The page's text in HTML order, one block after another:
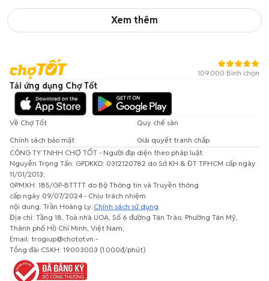
Xem thêm
109.000 Bình chọn
Tải ứng dụng Chợ Tốt
Về Chợ Tốt
Quy chế sàn
Chính sách bảo mật
Giải quyết tranh chấp
CÔNG TY TNHH CHỢ TỐT - Người đại diện theo pháp luật:
Nguyễn Trọng Tấn; GPDKKD: 0312120782 do Sở KH & ĐT TP.HCM cấp ngày
11/01/2013;
GPMXH: 185/GP-BTTTT do Bộ Thông tin và Truyền thông
cấp ngày 09/07/2024 - Chịu trách nhiệm
nội dung: Trần Hoàng Ly. Chính sách sử dụng
Địa chỉ: Tầng 18, Toà nhà UOA, Số 6 đường Tân Trào, Phường Tân Mỹ,
Thành phố Hồ Chí Minh, Việt Nam;
Email: trogiup@chotot.vn -
Tổng đài CSKH: 19003003 (1.000đ/phút)